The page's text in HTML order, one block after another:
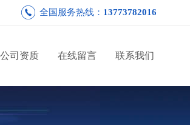
全国服务热线： 13773782016
公司资质 在线留言 联系我们